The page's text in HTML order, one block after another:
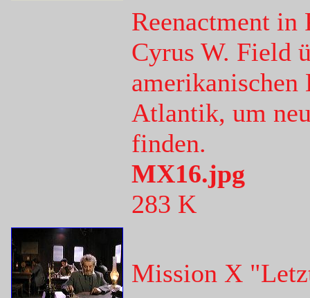
Reenactment in
Cyrus W. Field
Atlantik, um
finden.
MX16.jpg
283 K
Mission X